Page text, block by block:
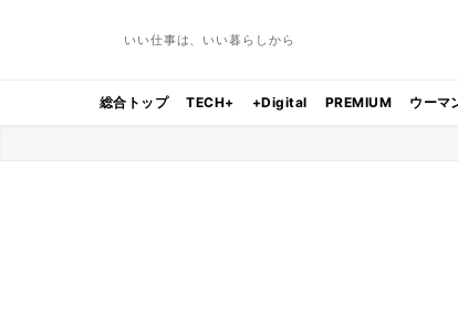
いい仕事は、いい暮らしから
総合トップ TECH+ +Digital PREMIUM ウーマ